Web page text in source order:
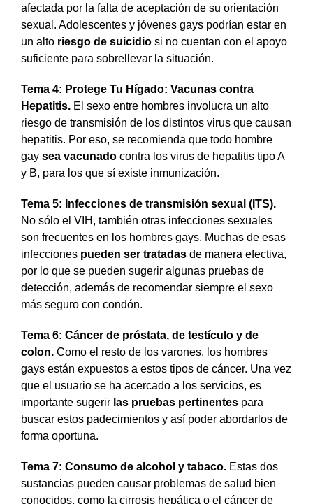
afectada por la falta de aceptación de su orientación
sexual. Adolescentes y jóvenes gays podrían estar en
un alto riesgo de suicidio si no cuentan con el apoyo
suficiente para sobrellevar la situación.
Tema 4: Protege Tu Hígado: Vacunas contra
Hepatitis. El sexo entre hombres involucra un alto
riesgo de transmisión de los distintos virus que causan
hepatitis. Por eso, se recomienda que todo hombre
gay sea vacunado contra los virus de hepatitis tipo A
y B, para los que sí existe inmunización.
Tema 5: Infecciones de transmisión sexual (ITS).
No sólo el VIH, también otras infecciones sexuales
son frecuentes en los hombres gays. Muchas de esas
infecciones pueden ser tratadas de manera efectiva,
por lo que se pueden sugerir algunas pruebas de
detección, además de recomendar siempre el sexo
más seguro con condón.
Tema 6: Cáncer de próstata, de testículo y de
colon. Como el resto de los varones, los hombres
gays están expuestos a estos tipos de cáncer. Una vez
que el usuario se ha acercado a los servicios, es
importante sugerir las pruebas pertinentes para
buscar estos padecimientos y así poder abordarlos de
forma oportuna.
Tema 7: Consumo de alcohol y tabaco. Estas dos
sustancias pueden causar problemas de salud bien
conocidos, como la cirrosis hepática o el cáncer de